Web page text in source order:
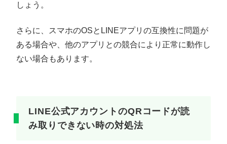
しょう。
さらに、スマホのOSとLINEアプリの互換性に問題が
ある場合や、他のアプリとの競合により正常に動作し
ない場合もあります。
LINE公式アカウントのQRコードが読
み取りできない時の対処法